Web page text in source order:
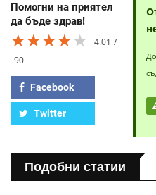
Помогни на приятел
да бъде здрав!
★★★★★
★★★★★
★★★★★
4.01
90
Facebook
Twitter
Подобни статии